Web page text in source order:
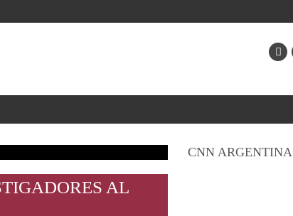
AL
CNN ARGENTINA